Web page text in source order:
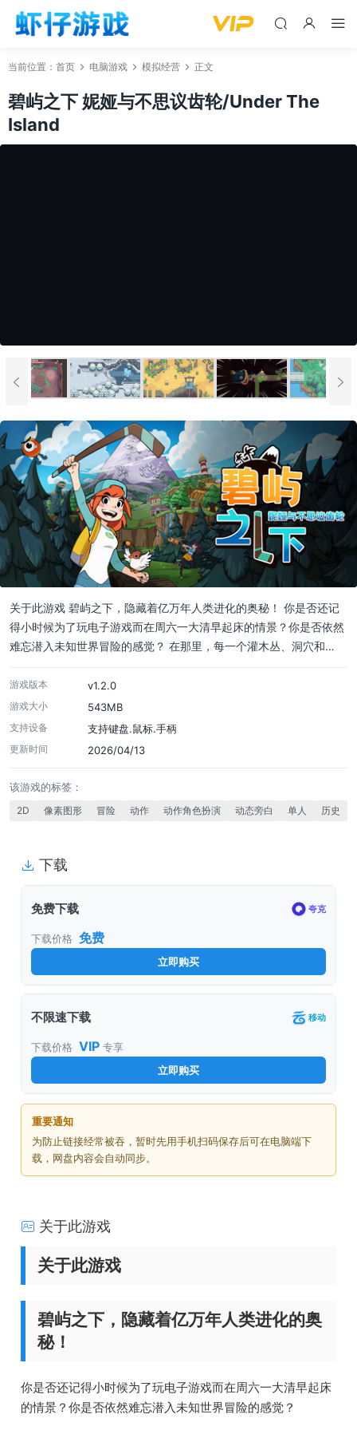
当前位置： 首页 电脑游戏 模拟经营 正文
碧屿之下 妮娅与不思议齿轮/Under The
Island
关于此游戏 碧屿之下，隐藏着亿万年人类进化的奥秘！ 你是否还记
得小时候为了玩电子游戏而在周六一大清早起床的情景？你是否依然
难忘潜入未知世界冒险的感觉？ 在那里，每一个灌木丛、洞穴和…
游戏版本 v1.2.0
游戏大小 543MB
支持设备 支持键盘.鼠标.手柄
更新时间 2026/04/13
该游戏的标签：
2D 像素图形 冒险 动作 动作角色扮演 动态旁白 单人 历史
下载
免费下载 夸克
下载价格 免费
立即购买
不限速下载 移动
下载价格 VIP 专享
立即购买
重要通知
为防止链接经常被吞，暂时先用手机扫码保存后可在电脑端下
载，网盘内容会自动同步。
关于此游戏
关于此游戏
碧屿之下，隐藏着亿万年人类进化的奥
秘！
你是否还记得小时候为了玩电子游戏而在周六一大清早起床
的情景？你是否依然难忘潜入未知世界冒险的感觉？